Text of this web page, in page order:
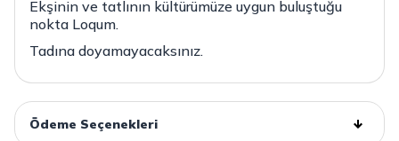
Ekşinin ve tatlının kültürümüze uygun buluştuğu
nokta Loqum.
Tadına doyamayacaksınız.
Ödeme Seçenekleri